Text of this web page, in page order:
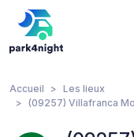
Accueil
Les lieux
(09257) Villafranca